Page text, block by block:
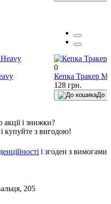
0
Кепка Тракер
128 грн.
До
і знижки?
купуйте з вигодою!
і згоден з вимогами
205